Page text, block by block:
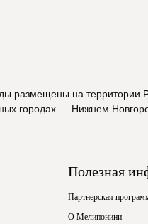
размещены на территории
городах — Нижнем
Полезная
Партнерская
О Мелипонини